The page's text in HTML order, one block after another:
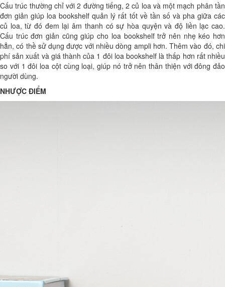
Cấu trúc thường chỉ với 2 đường tiếng, 2 củ loa và một mạch phân tần
đơn giản giúp loa bookshelf quản lý rất tốt về tần số và pha giữa các
củ loa, từ đó đem lại âm thanh có sự hòa quyện và độ liền lạc cao.
Cấu trúc đơn giản cũng giúp cho loa bookshelf trở nên nhẹ kéo hơn
hẳn, có thề sử dụng được với nhiều dòng ampli hơn. Thêm vào đó, chi
phí sản xuất và giá thành của 1 đôi loa bookshelf là thấp hơn rất nhiều
so với 1 đôi loa cột cùng loại, giúp nó trở nên thân thiện với đông đảo
người dùng.
NHƯỢC ĐIỂM